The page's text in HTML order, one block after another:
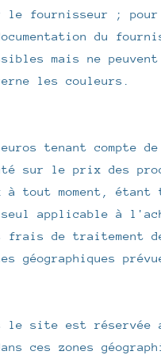
le fournisseur ;
du
mais ne
les couleurs.
tenant compte
sur le prix des
tout moment, étant
applicable à
frais de traitement
géographiques
le site est réservée
ces zones